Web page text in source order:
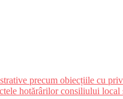
precum obiecțiile cu
hotărârilor consiliului